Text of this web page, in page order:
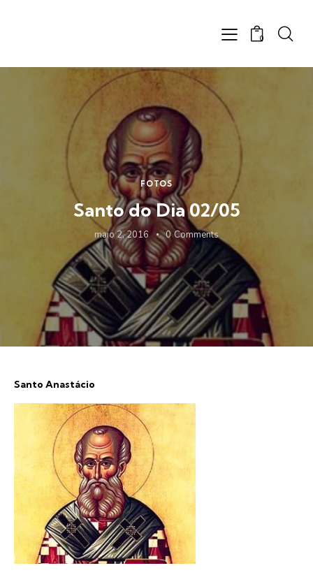
0
FOTOS
Santo do Dia 02/05
maio 2, 2016 0 Comments
Santo Anastácio